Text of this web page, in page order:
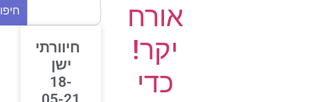
אורח
יקר!
כדי
חיפוש
חיוורתי
ישן
18-